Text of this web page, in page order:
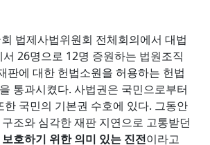
법제사법위원회 전체회의에서 대법
26명으로 12명 증원하는 법원조직
판에 대한 헌법소원을 허용하는 헌법
통과시켰다. 사법권은 국민으로부터
한 국민의 기본권 수호에 있다. 그동안
조와 심각한 재판 지연으로 고통받던
호하기 위한 의미 있는 진전이라고